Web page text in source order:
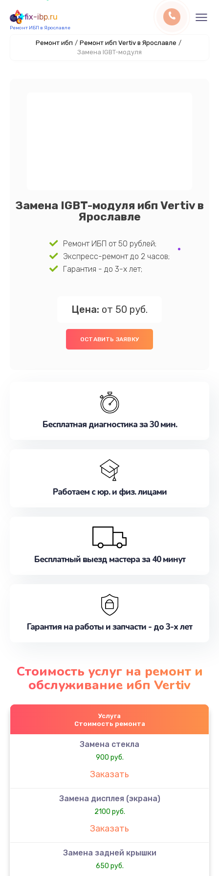
fix-ibp.ru
Ремонт ИБП в Ярославле
Ремонт ибп / Ремонт ибп Vertiv в Ярославле /
Замена IGBT-модуля
Замена IGBT-модуля ибп Vertiv в
Ярославле
Ремонт ИБП от 50 рублей;
Экспресс-ремонт до 2 часов;
Гарантия - до 3-х лет;
Цена: от 50 руб.
ОСТАВИТЬ ЗАЯВКУ
Бесплатная диагностика за 30 мин.
Работаем с юр. и физ. лицами
Бесплатный выезд мастера за 40 минут
Гарантия на работы и запчасти - до 3-х лет
Стоимость услуг на ремонт и
обслуживание ибп Vertiv
Услуга
Стоимость ремонта
Замена стекла
900 руб.
Заказать
Замена дисплея (экрана)
2100 руб.
Заказать
Замена задней крышки
650 руб.